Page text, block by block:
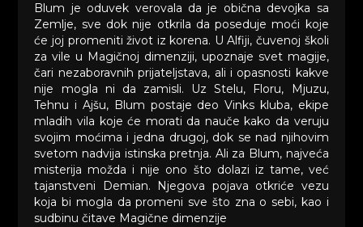
Blum je oduvek verovala da je obična devojka sa
Zemlje, sve dok nije otkrila da poseduje moći koje
će joj promeniti život iz korena. U Alfiji, čuvenoj školi
za vile u Magičnoj dimenziji, upoznaje svet magije,
čari nezaboravnih prijateljstava, ali i opasnosti kakve
nije mogla ni da zamisli. Uz Stelu, Floru, Mjuzu,
Tehnu i Ajšu, Blum postaje deo Vinks kluba, ekipe
mladih vila koje će morati da nauče kako da veruju
svojim moćima i jedna drugoj, dok se nad njihovim
svetom nadvija istinska pretnja. Ali za Blum, najveća
misterija možda i nije ono što dolazi iz tame, već
tajanstveni Demian. Njegova pojava otkriće vezu
koja bi mogla da promeni sve što zna o sebi, kao i
sudbinu čitave Magične dimenzije